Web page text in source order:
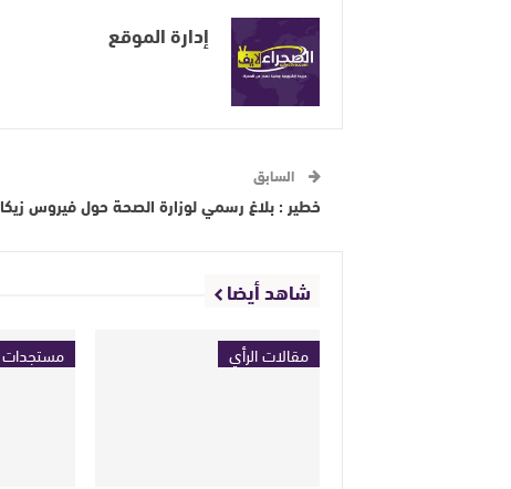
إدارة الموقع
السابق
خطير : بلاغ رسمي لوزارة الصحة حول فيروس زيكا
شاهد أيضا
مقالات الرأي مستجدات